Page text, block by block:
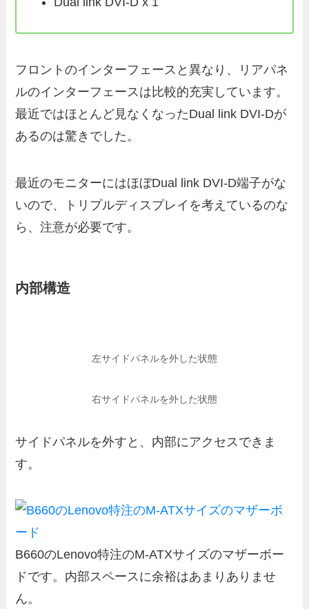
フロントのインターフェースと異なり、リアパネ
ルのインターフェースは比較的充実しています。
最近ではほとんど見なくなったDual link DVI-Dが
あるのは驚きでした。
最近のモニターにはほぼDual link DVI-D端子がな
いので、トリプルディスプレイを考えているのな
ら、注意が必要です。
内部構造
左サイドパネルを外した状態
右サイドパネルを外した状態
サイドパネルを外すと、内部にアクセスできま
す。
B660のLenovo特注のM-ATXサイズのマザーボー
ドです。内部スペースに余裕はあまりありませ
ん。